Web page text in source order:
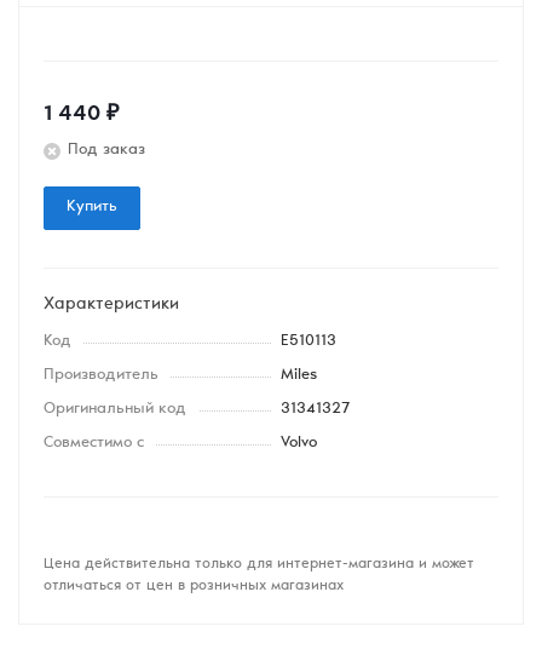
1 440 ₽
Под заказ
Купить
Характеристики
Код E510113
Производитель Miles
Оригинальный код 31341327
Совместимо с Volvo
Цена действительна только для интернет-магазина и может
отличаться от цен в розничных магазинах